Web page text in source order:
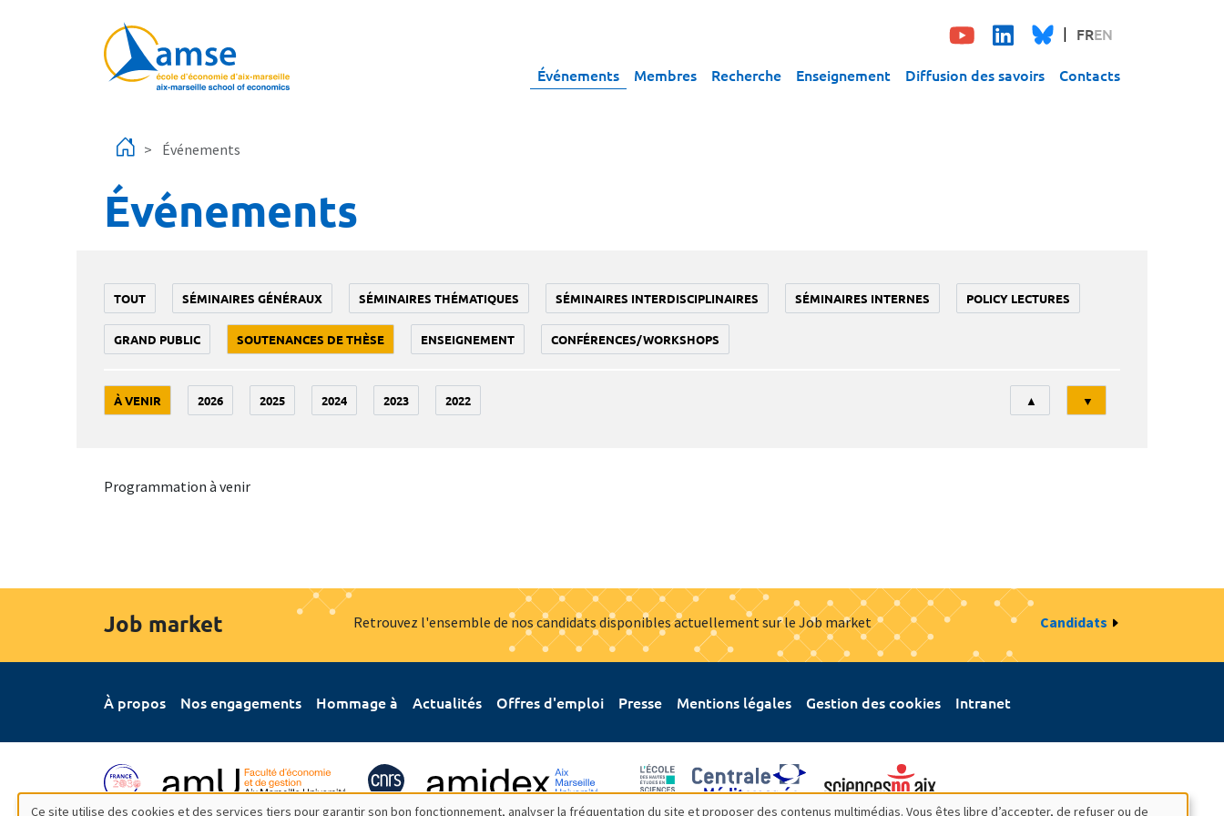
FREN
Événements Membres Recherche Enseignement Diffusion des savoirs Contacts
Événements
Événements
TOUT SÉMINAIRES GÉNÉRAUX SÉMINAIRES THÉMATIQUES SÉMINAIRES INTERDISCIPLINAIRES SÉMINAIRES INTERNES POLICY LECTURES
GRAND PUBLIC SOUTENANCES DE THÈSE ENSEIGNEMENT CONFÉRENCES/WORKSHOPS
À VENIR 2026 2025 2024 2023 2022
Tri
▲ ▼
Programmation à venir
Job market Retrouvez l'ensemble de nos candidats disponibles actuellement sur le Job market Candidats
À propos Nos engagements Hommage à Actualités Offres d'emploi Presse Mentions légales Gestion des cookies Intranet
Ce site utilise des cookies et des services tiers pour garantir son bon fonctionnement, analyser la fréquentation du site et proposer des contenus multimédias. Vous êtes libre d’accepter, de refuser ou de